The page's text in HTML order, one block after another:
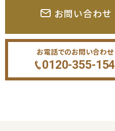
お問い合わせ
お電話でのお問い合わせ
0120-355-154